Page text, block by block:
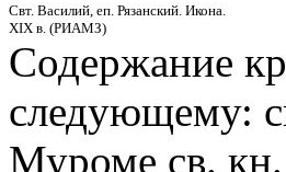
Свт. Василий, еп. Рязанский. Икона.
XIX в. (РИАМЗ)
Содержание
следующему:
Муроме св.